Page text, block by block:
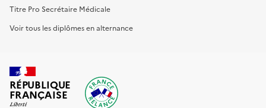
Titre Pro Secrétaire Médicale
Voir tous les diplômes en alternance
RÉPUBLIQUE
FRANÇAISE